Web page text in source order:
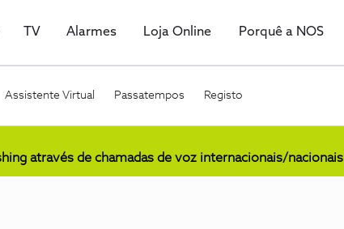
TV Alarmes Loja Online Porquê a NOS
Assistente Virtual Passatempos Registo
através de chamadas de voz internacionais/nacionais